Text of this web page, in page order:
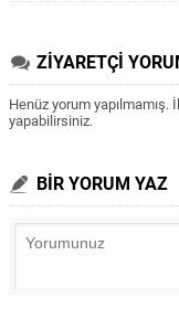
ZİYARETÇİ
Henüz yorum yapılmamış.
yapabilirsiniz.
BİR YORUM YAZ